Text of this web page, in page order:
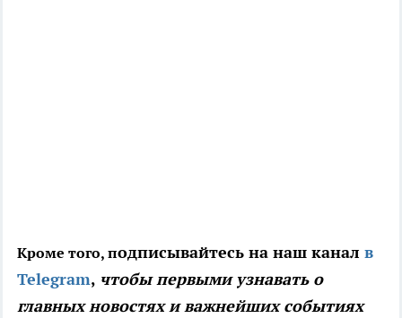
Кроме того, подписывайтесь на наш канал в
Telegram, чтобы первыми узнавать о
главных новостях и важнейших событиях